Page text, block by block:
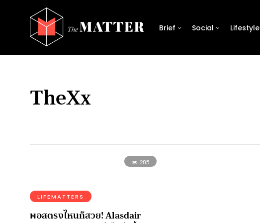
Brief Social Lifestyle
TheXx
285
LIFEMATTERS
พอสตรงไหนก็สวย! Alasdair